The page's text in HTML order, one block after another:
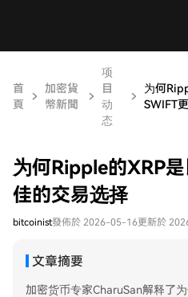
首
頁
加密貨
幣新聞
项
目
动
态
为何
SWIFT
为何Ripple的XRP
佳的交易选择
bitcoinist發佈於 2026-05-16更新於
文章摘要
加密货币专家CharuSan解释了